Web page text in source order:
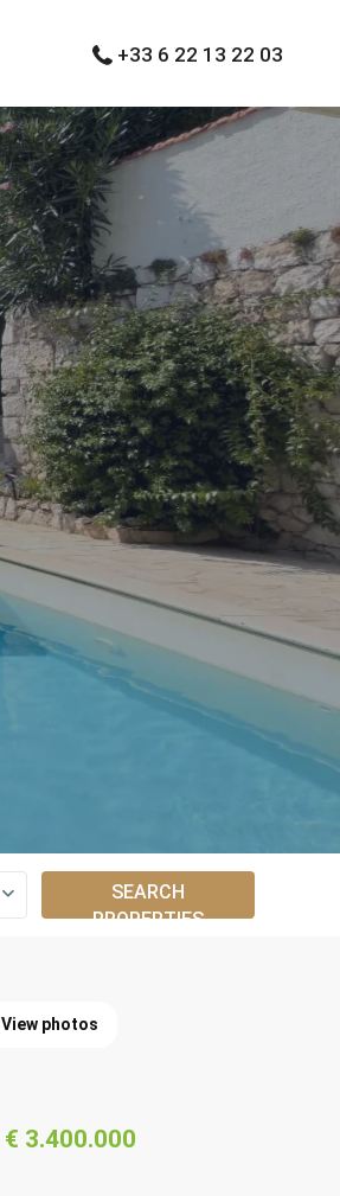
+33 6 22 13 22 03
SEARCH
PROPERTIES
View photos
€ 3.400.000